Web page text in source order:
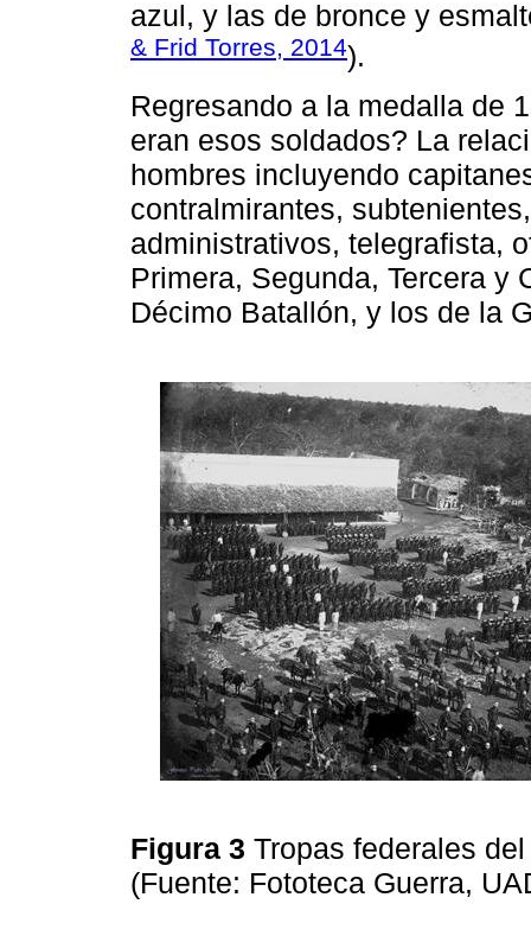
azul, y las de bronce y
& Frid Torres, 2014).
Regresando a la medalla de
eran esos soldados? La
hombres incluyendo
contralmirantes,
administrativos, telegrafista,
Primera, Segunda, Tercera y
Décimo Batallón, y los de la
Figura 3 Tropas federales
(Fuente: Fototeca Guerra,